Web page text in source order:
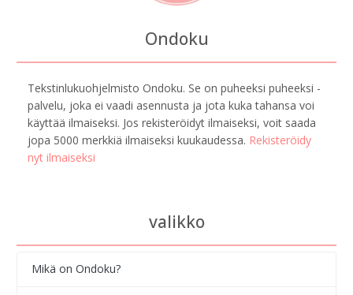
Ondoku
Tekstinlukuohjelmisto Ondoku. Se on puheeksi puheeksi -
palvelu, joka ei vaadi asennusta ja jota kuka tahansa voi
käyttää ilmaiseksi. Jos rekisteröidyt ilmaiseksi, voit saada
jopa 5000 merkkiä ilmaiseksi kuukaudessa. Rekisteröidy
nyt ilmaiseksi
valikko
Mikä on Ondoku?